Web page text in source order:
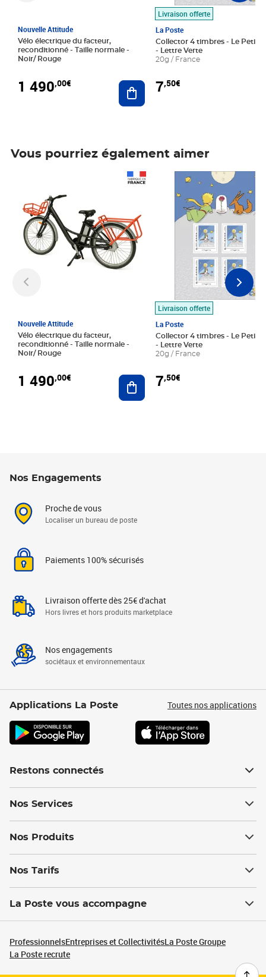
Nouvelle Attitude
Vélo électrique du facteur,
reconditionné - Taille normale -
Noir/ Rouge
1 490,00€ Ajouter au panier
Livraison offerte
La Poste
Collector 4 timbres - Le Petit
- Lettre Verte
20g / France
7,50€
Vous pourriez également aimer
Nouvelle Attitude
Vélo électrique du facteur,
reconditionné - Taille normale -
Noir/ Rouge
1 490,00€ Ajouter au panier
Livraison offerte
La Poste
Collector 4 timbres - Le Petit
- Lettre Verte
20g / France
7,50€
Prix 7,50€
Nos Engagements
Proche de vous
Localiser un bureau de poste
Paiements 100% sécurisés
Livraison offerte dès 25€ d'achat
Hors livres et hors produits marketplace
Nos engagements
sociétaux et environnementaux
Applications La Poste Toutes nos applications
Restons connectés
Nos Services
Nos Produits
Nos Tarifs
La Poste vous accompagne
ProfessionnelsEntreprises et CollectivitésLa Poste Groupe
La Poste recrute